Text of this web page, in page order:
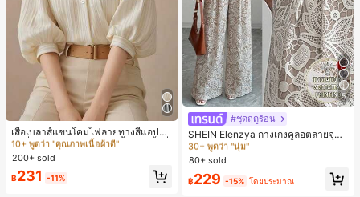
เสื้อเบลาส์แขนโคมไฟลายทางสีแอปริค
อตที่หรูหราสำหรับผู้หญิง, เสื้อแขนสั้นที่
ใช้ได้หลากหลายสำหรับการเดินทาง, ตั
#4 ขายดี
ใน วันหยุด เสื้อเบลาส์ผู้หญิง
10+ พูดว่า "คุณภาพเนื้อผ้าดี"
#4 ขายดี
ใน วันหยุด เสื้อเบลาส์ผู้หญิง
10+ พูดว่า "คุณภาพเนื้อผ้าดี"
#4 ขายดี
ใน วันหยุด เสื้อเบลาส์ผู้หญิง
10+ พูดว่า "คุณภาพเนื้อผ้าดี"
#4 ขายดี
10+ พูดว่า "คุณภาพเนื้อผ้าดี"
200+ sold
฿231 -11%
5
#ชุดฤดูร้อน
SHEIN Elenzya กางเกงคูลอตลายจุดเ
อวสูงแบบใหม่สำหรับฤดูใบไม้ผลิ/ฤดูร้อ
น, สไตล์หรูหราเหมาะสำหรับใส่ในชีวิต
ทจสำหรับฤดูรับปริญญา, เทศกาลดนตร
#4 ขายดี ใน หลากสี กางเกงลำลอง
30+ พูดว่า "นุ่ม"
#4 ขายดี ใน หลากสี กางเกงลำลอง
30+ พูดว่า "นุ่ม"
#4 ขายดี ใน หลากสี กางเกงลำลอง
30+ พูดว่า "นุ่ม"
#4 ขายดี
30+ พูดว่า "นุ่ม"
80+ sold
฿229 -15% โดยประมาณ